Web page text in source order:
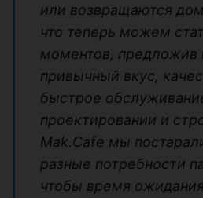
или возвращаются
что теперь можем
моментов, предложив
привычный вкус,
быстрое
проектировании и
Mak.Cafe мы
разные потребности
чтобы время